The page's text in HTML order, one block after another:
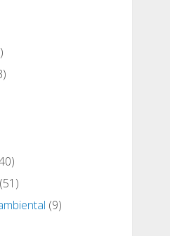
(51)
(9)